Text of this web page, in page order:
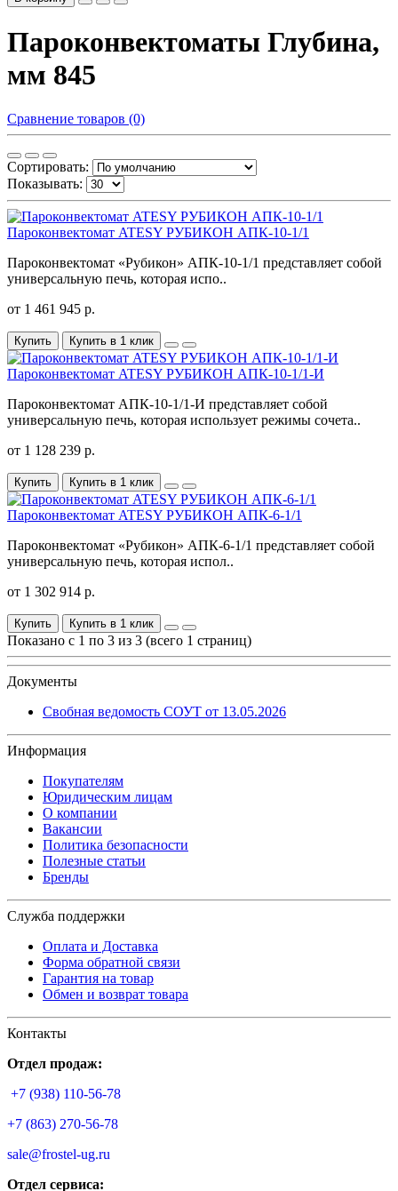
Пароконвектоматы Глубина,
мм 845
Сравнение товаров (0)
Сортировать:
Показывать:
Пароконвектомат ATESY РУБИКОН АПК-10-1/1
Пароконвектомат «Рубикон» АПК-10-1/1 представляет собой
универсальную печь, которая испо..
от 1 461 945 р.
Купить Купить в 1 клик
Пароконвектомат ATESY РУБИКОН АПК-10-1/1-И
Пароконвектомат АПК-10-1/1-И представляет собой
универсальную печь, которая использует режимы сочета..
от 1 128 239 р.
Купить Купить в 1 клик
Пароконвектомат ATESY РУБИКОН АПК-6-1/1
Пароконвектомат «Рубикон» АПК-6-1/1 представляет собой
универсальную печь, которая испол..
от 1 302 914 р.
Купить Купить в 1 клик
Показано с 1 по 3 из 3 (всего 1 страниц)
Документы
Свобная ведомость СОУТ от 13.05.2026
Информация
Покупателям
Юридическим лицам
О компании
Вакансии
Политика безопасности
Полезные статьи
Бренды
Служба поддержки
Оплата и Доставка
Форма обратной связи
Гарантия на товар
Обмен и возврат товара
Контакты
Отдел продаж:
+7 (938) 110-56-78
+7 (863) 270-56-78
sale@frostel-ug.ru
Отдел сервиса: